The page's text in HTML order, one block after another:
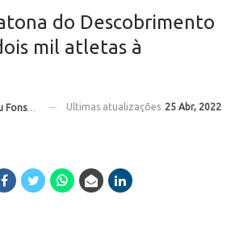
do Descobrimento
mil atletas à
Ultimas atualizações 25 Abr, 2022